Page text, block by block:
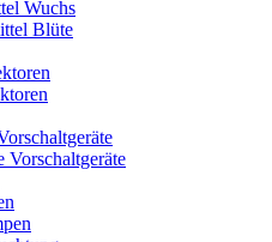
Wuchs
Blüte